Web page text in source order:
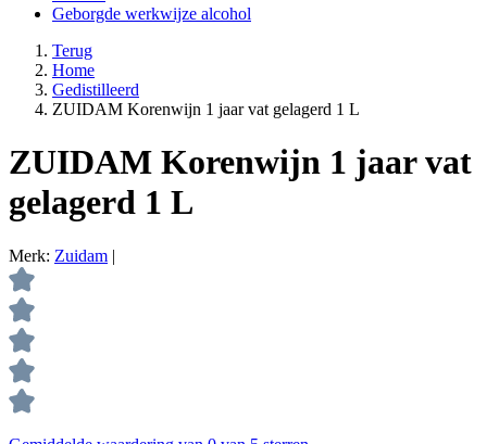
Geborgde werkwijze alcohol
Terug
Home
Gedistilleerd
ZUIDAM Korenwijn 1 jaar vat gelagerd 1 L
ZUIDAM Korenwijn 1 jaar vat
gelagerd 1 L
Merk: Zuidam |